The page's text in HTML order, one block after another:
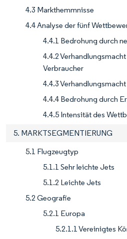
4.3 Markthemmnisse
4.4 Analyse der fünf
4.4.1 Bedrohung durch
4.4.2
Verbraucher
4.4.3
4.4.4 Bedrohung durch
4.4.5 Intensität des
5. MARKTSEGMENTIERUNG
5.1 Flugzeugtyp
5.1.1 Sehr leichte Jets
5.1.2 Leichte Jets
5.2 Geografie
5.2.1 Europa
5.2.1.1 Vereinigtes